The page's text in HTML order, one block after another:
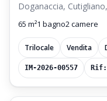
Doganaccia,
65 m²1 bagno2 camere
Trilocale Vendita
IM-2026-00557 Rif: